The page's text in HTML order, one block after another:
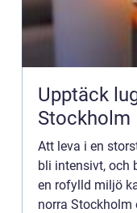
Upptäck
Stockholm
Att leva i en
bli intensivt, och
en rofylld miljö
norra Stockholm